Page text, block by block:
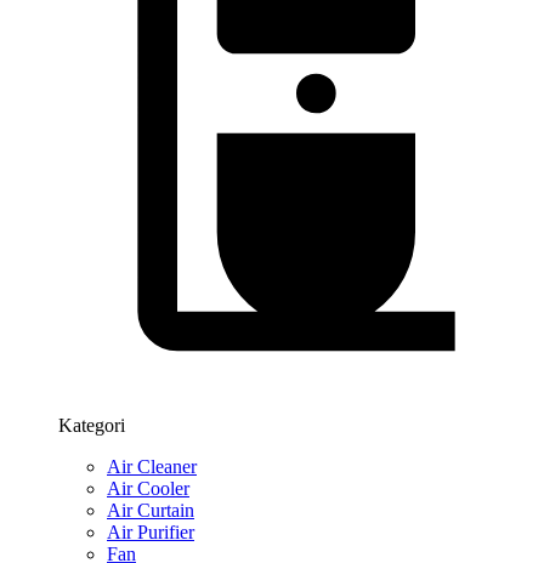
Kategori
Air Cleaner
Air Cooler
Air Curtain
Air Purifier
Fan